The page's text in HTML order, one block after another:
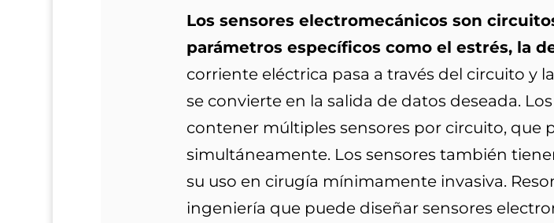
Los sensores electromecánicos son
parámetros específicos como el estrés, la
corriente eléctrica pasa a través del circuito y
se convierte en la salida de datos deseada.
contener múltiples sensores por circuito, que
simultáneamente. Los sensores también
su uso en cirugía mínimamente invasiva.
ingeniería que puede diseñar sensores